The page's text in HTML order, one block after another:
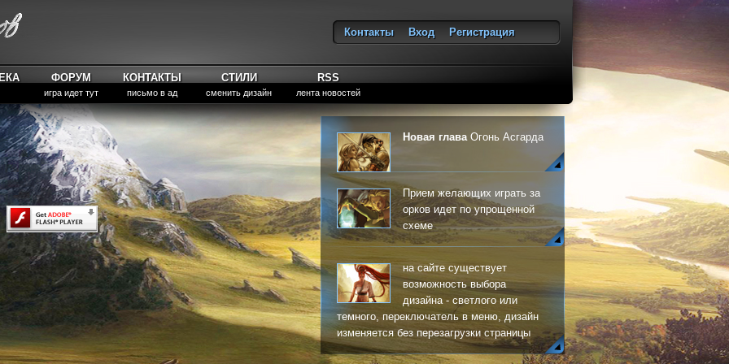
Контакты Вход
Регистрация
ФОРУМ
игра идет тут
КОНТАКТЫ
письмо в ад
СТИЛИ
сменить дизайн
RSS
лента новостей
Новая главаОгонь Асгарда
Прием желающих играть за
орков идет по упрощенной
схеме
на сайте существует
возможность выбора
дизайна - светлого или
темного, переключатель в меню, дизайн
изменяется без перезагрузки страницы